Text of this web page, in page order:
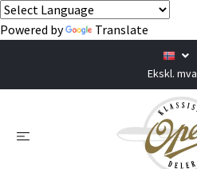
Powered by Translate
Ekskl. mva